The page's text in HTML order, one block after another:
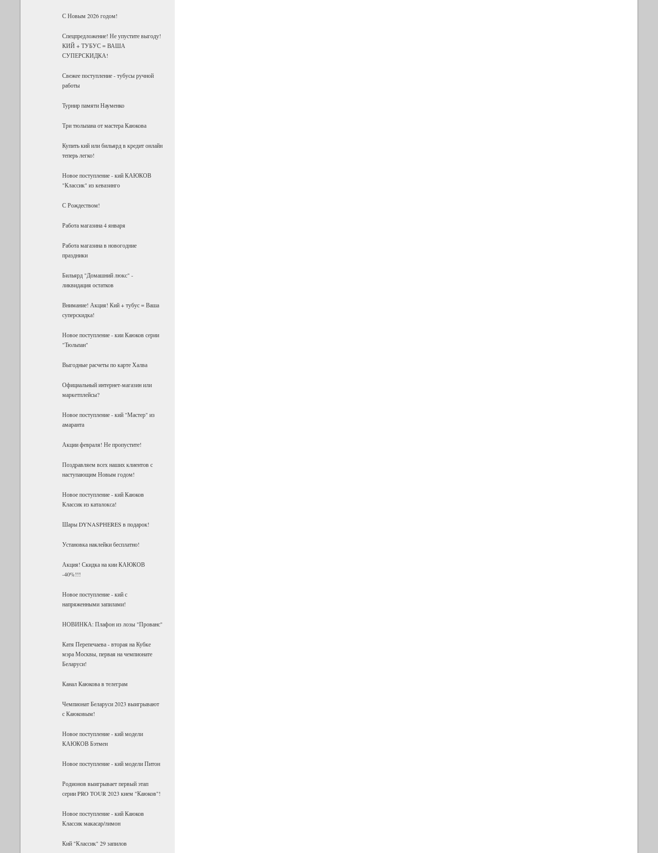
С Новым 2026 годом!
Спецпредложение! Не упустите выгоду!
КИЙ + ТУБУС = ВАША
СУПЕРСКИДКА!
Свежее поступление - тубусы ручной
работы
Турнир памяти Науменко
Три тюльпана от мастера Каюкова
Купить кий или бильярд в кредит онлайн
теперь легко!
Новое поступление - кий КАЮКОВ
"Классик" из кевазинго
С Рождеством!
Работа магазина 4 января
Работа магазина в новогодние
праздники
Бильярд "Домашний люкс" -
ликвидация остатков
Внимание! Акция! Кий + тубус = Ваша
суперскидка!
Новое поступление - кии Каюков серии
"Тюльпан"
Выгодные расчеты по карте Халва
Официальный интернет-магазин или
маркетплейсы?
Новое поступление - кий "Мастер" из
амаранта
Акции февраля! Не пропустите!
Поздравляем всех наших клиентов с
наступающим Новым годом!
Новое поступление - кий Каюков
Классик из каталокса!
Шары DYNASPHERES в подарок!
Установка наклейки бесплатно!
Акция! Скидка на кии КАЮКОВ
-40%!!!
Новое поступление - кий с
напряженными запилами!
НОВИНКА: Плафон из лозы "Прованс"
Катя Перепечаева - вторая на Кубке
мэра Москвы, первая на чемпионате
Беларуси!
Канал Каюкова в телеграм
Чемпионат Беларуси 2023 выигрывают
с Каюковым!
Новое поступление - кий модели
КАЮКОВ Бэтмен
Новое поступление - кий модели Питон
Родионов выигрывает первый этап
серии PRO TOUR 2023 кием "Каюков"!
Новое поступление - кий Каюков
Классик макасар/лимон
Кий "Классик" 29 запилов